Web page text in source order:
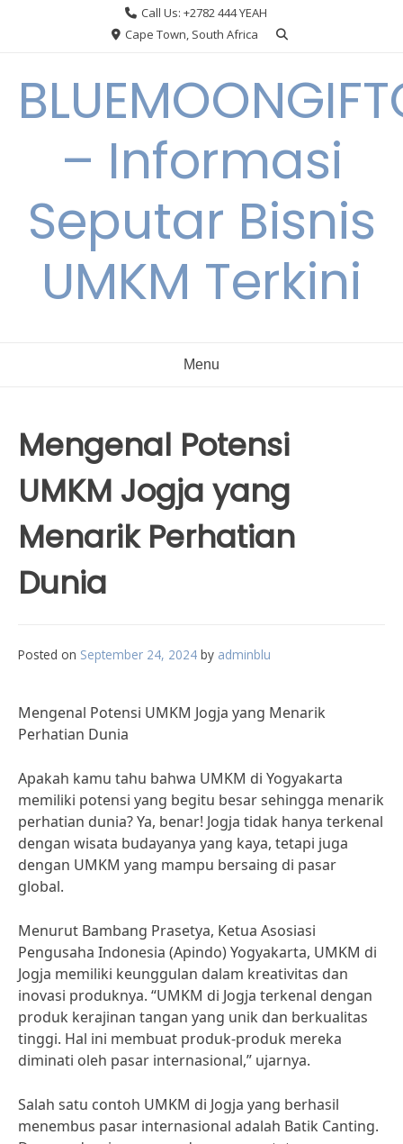
Call Us: +2782 444 YEAH
Cape Town, South Africa
– Informasi
Seputar Bisnis
UMKM Terkini
Menu
Mengenal Potensi
UMKM Jogja yang
Menarik Perhatian
Dunia
Posted on September 24, 2024 by adminblu
Mengenal Potensi UMKM Jogja yang Menarik
Perhatian Dunia
Apakah kamu tahu bahwa UMKM di Yogyakarta
memiliki potensi yang begitu besar sehingga menarik
perhatian dunia? Ya, benar! Jogja tidak hanya terkenal
dengan wisata budayanya yang kaya, tetapi juga
dengan UMKM yang mampu bersaing di pasar
global.
Menurut Bambang Prasetya, Ketua Asosiasi
Pengusaha Indonesia (Apindo) Yogyakarta, UMKM di
Jogja memiliki keunggulan dalam kreativitas dan
inovasi produknya. “UMKM di Jogja terkenal dengan
produk kerajinan tangan yang unik dan berkualitas
tinggi. Hal ini membuat produk-produk mereka
diminati oleh pasar internasional,” ujarnya.
Salah satu contoh UMKM di Jogja yang berhasil
menembus pasar internasional adalah Batik Canting.